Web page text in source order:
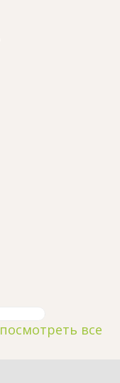
посмотреть все